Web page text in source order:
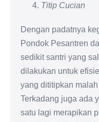
Titip Cucian
Dengan padatnya
Pondok Pesantren
sedikit santri yang
dilakukan untuk
yang dititipkan
Terkadang juga ada
satu lagi merapikan